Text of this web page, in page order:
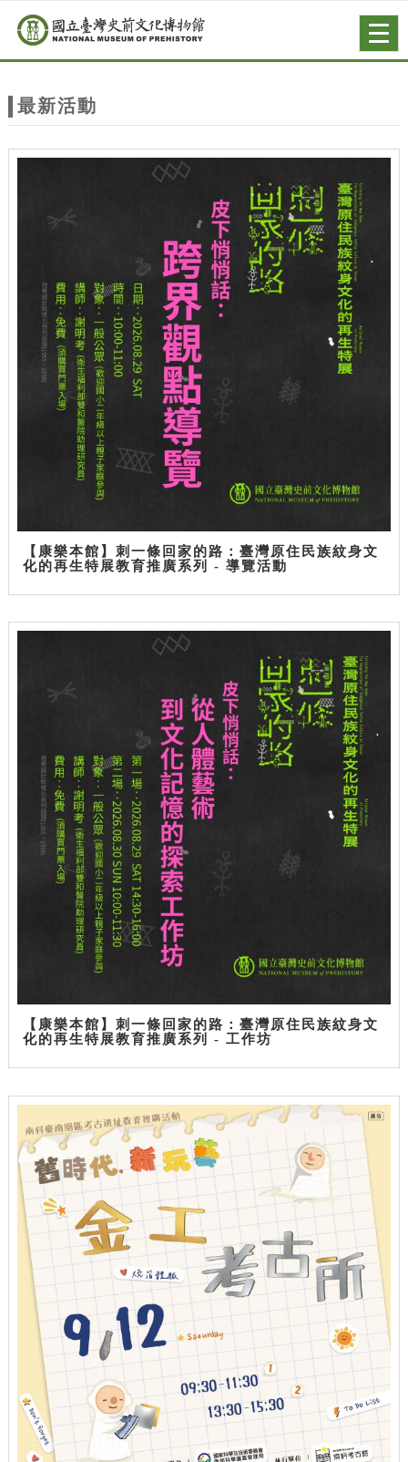
站
主
跳到主要內容
網站導覽
最新活動
【康樂本館】刺一條回家的路：臺灣原住民族紋身文
化的再生特展教育推廣系列 - 導覽活動
【康樂本館】刺一條回家的路：臺灣原住民族紋身文
化的再生特展教育推廣系列 - 工作坊